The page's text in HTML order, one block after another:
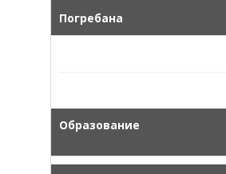
Погребана
Образование